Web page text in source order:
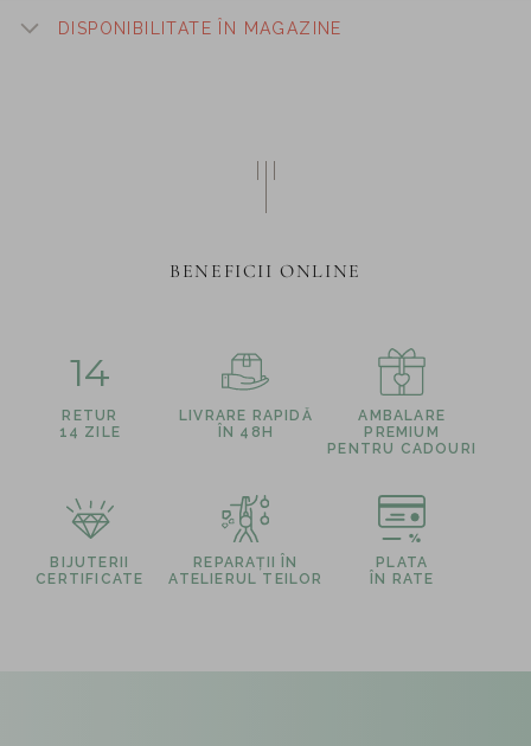
DISPONIBILITATE ÎN MAGAZINE
BENEFICII ONLINE
14
RETUR
14 ZILE
LIVRARE RAPIDĂ
ÎN 48H
AMBALARE
PREMIUM
PENTRU CADOURI
BIJUTERII
CERTIFICATE
REPARAȚII ÎN
ATELIERUL TEILOR
PLATA
ÎN RATE